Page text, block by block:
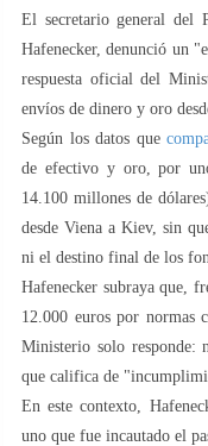
El secretario general del
Hafenecker, denunció un
respuesta oficial del
envíos de dinero y oro
Según los datos que
de efectivo y oro, por
14.100 millones de
desde Viena a Kiev, sin
ni el destino final de los
Hafenecker subraya que,
12.000 euros por normas
Ministerio solo responde:
que califica de
En este contexto,
uno que fue incautado el